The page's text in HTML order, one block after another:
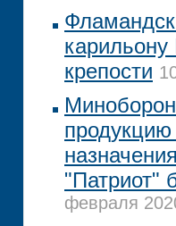
карильону
крепости
продукцию
"Патриот"
февраля